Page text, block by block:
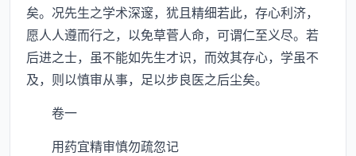
矣。况先生之学术深邃，犹且精细若此，存心利济，
愿人人遵而行之，以免草菅人命，可谓仁至义尽。若
后进之士，虽不能如先生才识，而效其存心，学虽不
及，则以慎审从事，足以步良医之后尘矣。
卷一
用药宜精审慎勿疏忽记